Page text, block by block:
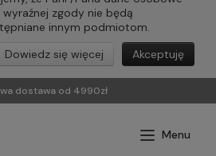
zgody nie będą
innym podmiotom.
Akceptuję
Dowiedz się więcej
dostawa od 4990zł